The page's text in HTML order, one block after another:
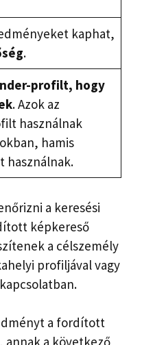
kaphat,
.
profilt, hogy
. Azok az
használnak
hamis
használnak.
a keresési
képkereső
a célszemély
profiljával vagy
a fordított